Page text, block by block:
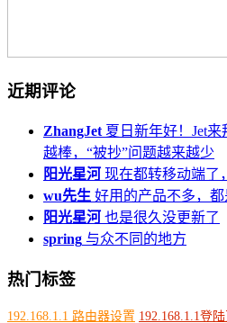
近期评论
ZhangJet 夏日新年好！Jet
越棒，“被抄”问题越来越少
阳光星河 现在都转移动端了
wu先生 好用的产品不多，都
阳光星河 也是很久没更新了
spring 与众不同的地方
热门标签
192.168.1.1 路由器设置 192.168.1.1登